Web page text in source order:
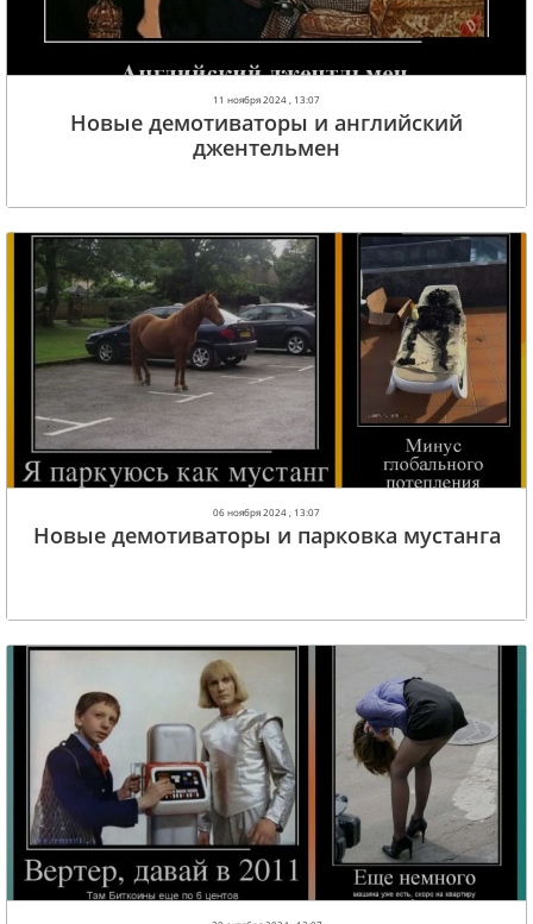
11 ноября 2024 , 13:07
Новые демотиваторы и английский
джентельмен
06 ноября 2024 , 13:07
Новые демотиваторы и парковка мустанга